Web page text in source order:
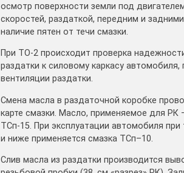
осмотр поверхности земли под
скоростей, раздаткой, передним и
наличие пятен от течи смазки.
При ТО-2 происходит проверка
раздатки к силовому каркасу автомобиля,
вентиляции раздатки.
Смена масла в раздаточной коробке
карте смазки. Масло, применяемое для РК
ТСп-15. При эксплуатации автомобиля при
и ниже применяется смазка ТСп–10.
Слив масла из раздатки производится